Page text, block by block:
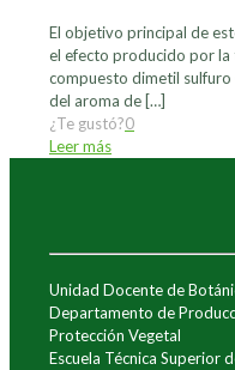
El objetivo principal de
el efecto producido por la
compuesto dimetil
del aroma de […]
¿Te gustó?0
Leer más
Unidad Docente de
Departamento de
Protección Vegetal
Escuela Técnica Superior